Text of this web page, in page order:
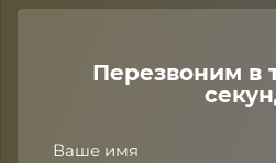
Перезвоним в
Ваше имя